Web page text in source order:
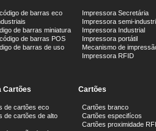
de barras eco
de barras miniatura
de barras POS
de barras de uso
Impressora Secretária
Impressora semi-
Impressora Industrial
Impressora portátil
Mecanismo de
Impressora RFID
Cartões
de cartões eco
de cartões de alto
Cartões
Cartões branco
Cartões especifícos
Cartões proximidade